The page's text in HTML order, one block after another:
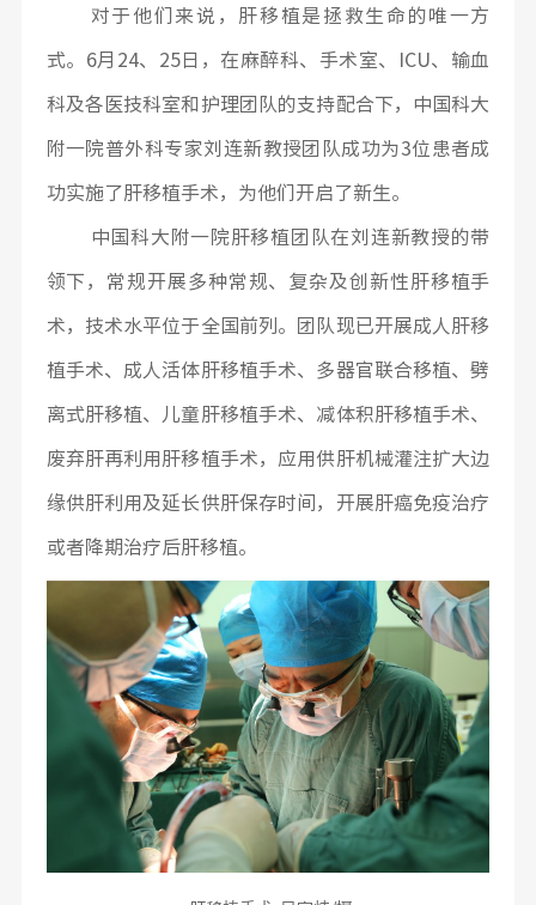
对于他们来说，肝移植是拯救生命的唯一方
式。6月24、25日，在麻醉科、手术室、ICU、输血
科及各医技科室和护理团队的支持配合下，中国科大
附一院普外科专家刘连新教授团队成功为3位患者成
功实施了肝移植手术，为他们开启了新生。
中国科大附一院肝移植团队在刘连新教授的带
领下，常规开展多种常规、复杂及创新性肝移植手
术，技术水平位于全国前列。团队现已开展成人肝移
植手术、成人活体肝移植手术、多器官联合移植、劈
离式肝移植、儿童肝移植手术、减体积肝移植手术、
废弃肝再利用肝移植手术，应用供肝机械灌注扩大边
缘供肝利用及延长供肝保存时间，开展肝癌免疫治疗
或者降期治疗后肝移植。